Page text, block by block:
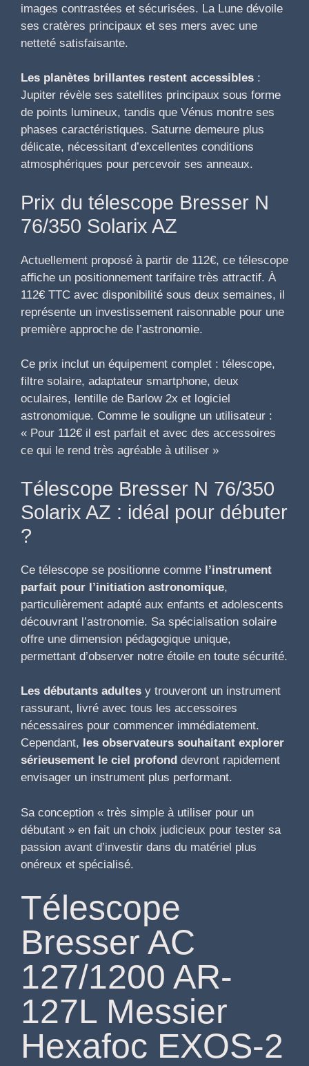
images contrastées et sécurisées. La Lune dévoile
ses cratères principaux et ses mers avec une
netteté satisfaisante.
Les planètes brillantes restent accessibles :
Jupiter révèle ses satellites principaux sous forme
de points lumineux, tandis que Vénus montre ses
phases caractéristiques. Saturne demeure plus
délicate, nécessitant d’excellentes conditions
atmosphériques pour percevoir ses anneaux.
Prix du télescope Bresser N
76/350 Solarix AZ
Actuellement proposé à partir de 112€, ce télescope
affiche un positionnement tarifaire très attractif. À
112€ TTC avec disponibilité sous deux semaines, il
représente un investissement raisonnable pour une
première approche de l’astronomie.
Ce prix inclut un équipement complet : télescope,
filtre solaire, adaptateur smartphone, deux
oculaires, lentille de Barlow 2x et logiciel
astronomique. Comme le souligne un utilisateur :
« Pour 112€ il est parfait et avec des accessoires
ce qui le rend très agréable à utiliser »
Télescope Bresser N 76/350
Solarix AZ : idéal pour débuter
?
Ce télescope se positionne comme l’instrument
parfait pour l’initiation astronomique,
particulièrement adapté aux enfants et adolescents
découvrant l’astronomie. Sa spécialisation solaire
offre une dimension pédagogique unique,
permettant d’observer notre étoile en toute sécurité.
Les débutants adultes y trouveront un instrument
rassurant, livré avec tous les accessoires
nécessaires pour commencer immédiatement.
Cependant, les observateurs souhaitant explorer
sérieusement le ciel profond devront rapidement
envisager un instrument plus performant.
Sa conception « très simple à utiliser pour un
débutant » en fait un choix judicieux pour tester sa
passion avant d’investir dans du matériel plus
onéreux et spécialisé.
Télescope
Bresser AC
127/1200 AR-
127L Messier
Hexafoc EXOS-2